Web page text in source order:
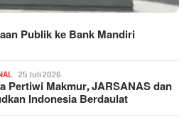
Publik ke Bank Mandiri
25 Juli 2026
Pertiwi Makmur, JARSANAS dan
Indonesia Berdaulat